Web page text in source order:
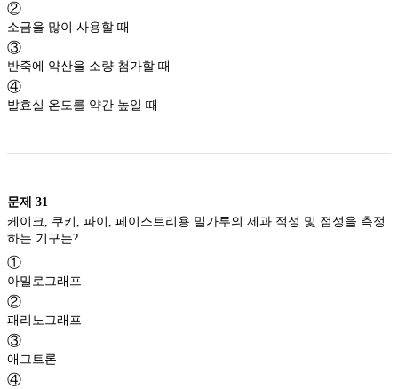
②
소금을 많이 사용할 때
③
반죽에 약산을 소량 첨가할 때
④
발효실 온도를 약간 높일 때
문제 31
케이크, 쿠키, 파이, 페이스트리용 밀가루의 제과 적성 및 점성을 측정
하는 기구는?
①
아밀로그래프
②
패리노그래프
③
애그트론
④